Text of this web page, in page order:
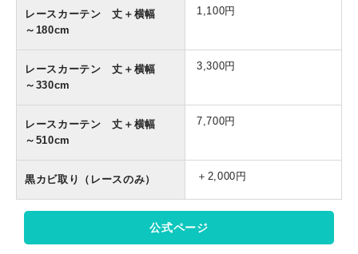
レースカーテン 丈＋横幅
～180cm
1,100円
レースカーテン 丈＋横幅
～330cm
3,300円
レースカーテン 丈＋横幅
～510cm
7,700円
黒カビ取り（レースのみ） ＋2,000円
公式ページ